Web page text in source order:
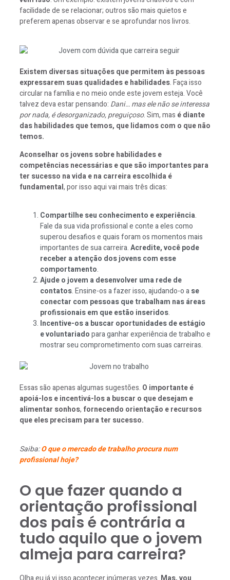
facilidade de se relacionar; outros são mais quietos e
preferem apenas observar e se aprofundar nos livros.
Existem diversas situações que permitem às pessoas
expressarem suas qualidades e habilidades. Faça isso
circular na família e no meio onde este jovem esteja. Você
talvez deva estar pensando: Dani… mas ele não se interessa
por nada, é desorganizado, preguiçoso. Sim, mas é diante
das habilidades que temos, que lidamos com o que não
temos.
Aconselhar os jovens sobre habilidades e
competências necessárias e que são importantes para
ter sucesso na vida e na carreira escolhida é
fundamental, por isso aqui vai mais três dicas:
Compartilhe seu conhecimento e experiência.
Fale da sua vida profissional e conte a eles como
superou desafios e quais foram os momentos mais
importantes de sua carreira.Acredite, você pode
receber a atenção dos jovens com esse
comportamento.
Ajude o jovem a desenvolver uma rede de
contatos. Ensine-os a fazer isso, ajudando-o ase
conectar com pessoas que trabalham nas áreas
profissionais em que estão inseridos.
Incentive-os a buscar oportunidades de estágio
e voluntariadopara ganhar experiência de trabalho e
mostrar seu comprometimento com suas carreiras.
Essas são apenas algumas sugestões. O importante é
apoiá-los e incentivá-los a buscar o que desejam e
alimentar sonhos, fornecendo orientação e recursos
que eles precisam para ter sucesso.
Saiba:O que o mercado de trabalho procura num
profissional hoje?
O que fazer quando a
orientação profissional
dos pais é contrária a
tudo aquilo que o jovem
almeja para carreira?